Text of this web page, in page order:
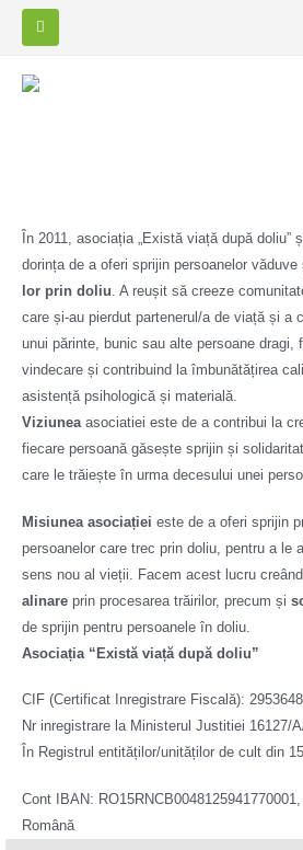
În 2011, asociația „Există viață după
dorința de a oferi sprijin persoanelor
lor prin doliu. A reușit să creeze
care și-au pierdut partenerul/a de viață și a
unui părinte, bunic sau alte persoane dragi,
vindecare și contribuind la îmbunătățirea
asistență psihologică și materială.
Viziuneaasociatiei este de a contribui la
fiecare persoană găsește sprijin și
care le trăiește în urma decesului unei
Misiunea asociației este de a oferi sprijin
persoanelor care trec prin doliu, pentru a le
sens nou al vieții. Facem acest lucru creând
alinare prin procesarea trăirilor, precum și
de sprijin pentru persoanele în doliu.
Asociația “Există viață după doliu”
CIF (Certificat Inregistrare Fiscală):
Nr inregistrare la Ministerul Justitiei 16127/
În Registrul entităților/unităților de cult din
Cont IBAN:
Română